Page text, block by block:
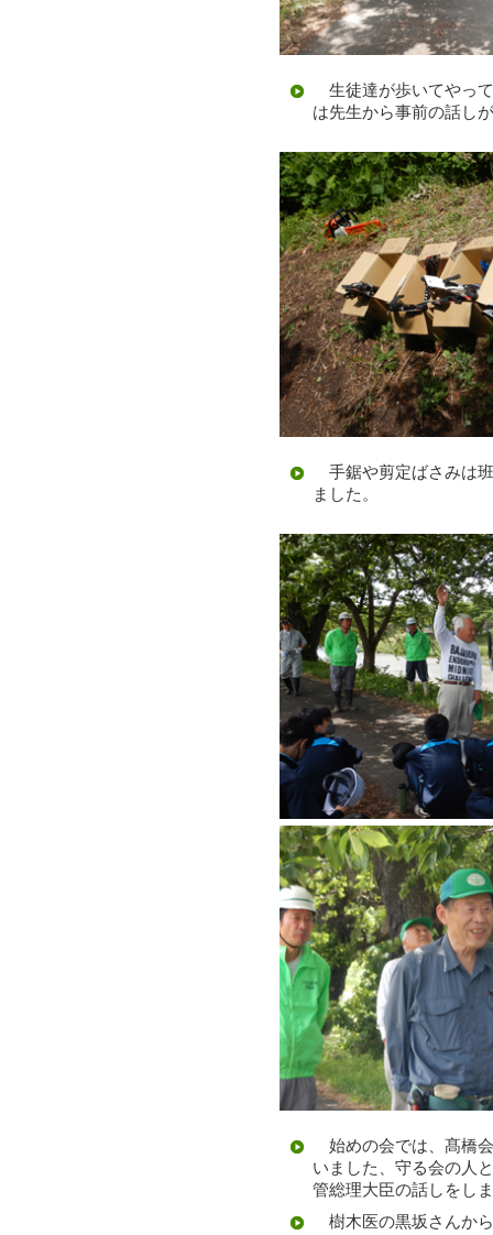
生徒達が歩いてやっ
は先生から事前の話し
手鋸や剪定ばさみは
ました。
始めの会では、髙橋
いました、守る会の人
管総理大臣の話しをし
樹木医の黒坂さんか